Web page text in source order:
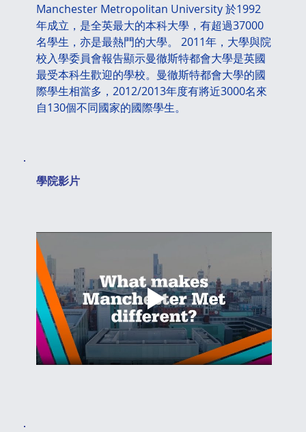
Manchester Metropolitan University 於1992
年成立，是全英最大的本科大學，有超過37000
名學生，亦是最熱門的大學。 2011年，大學與院
校入學委員會報告顯示曼徹斯特都會大學是英國
最受本科生歡迎的學校。曼徹斯特都會大學的國
際學生相當多，2012/2013年度有將近3000名來
自130個不同國家的國際學生。
​學院影片